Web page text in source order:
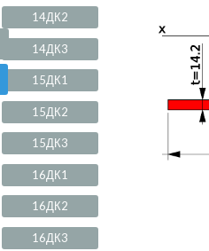
14ДК2
14ДК3
15ДК1
15ДК2
15ДК3
16ДК1
16ДК2
16ДК3